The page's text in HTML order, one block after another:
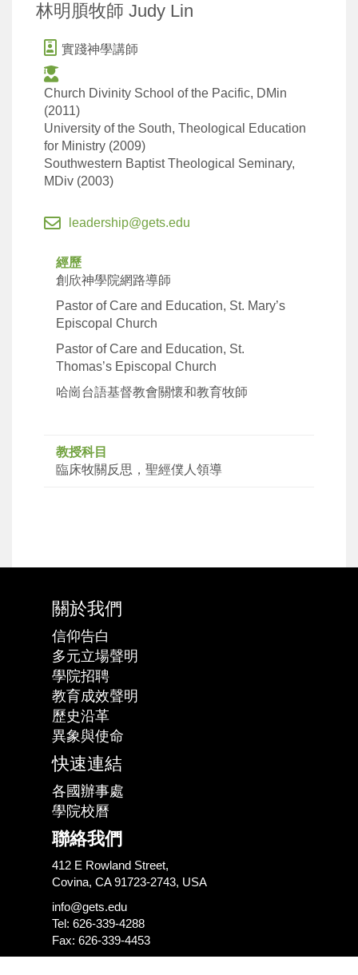
林明䐓牧師 Judy Lin
實踐神學講師
Church Divinity School of the Pacific, DMin
(2011)
University of the South, Theological Education
for Ministry (2009)
Southwestern Baptist Theological Seminary,
MDiv (2003)
leadership@gets.edu
經歷
創欣神學院網路導師
Pastor of Care and Education, St. Mary’s
Episcopal Church
Pastor of Care and Education, St.
Thomas’s Episcopal Church
哈崗台語基督教會關懷和教育牧師
教授科目
臨床牧關反思，聖經僕人領導
關於我們
信仰告白
多元立場聲明
學院招聘
教育成效聲明
歷史沿革
異象與使命
快速連結
各國辦事處
學院校曆
聯絡我們
412 E Rowland Street,
Covina, CA 91723-2743, USA
info@gets.edu
Tel: 626-339-4288
Fax: 626-339-4453